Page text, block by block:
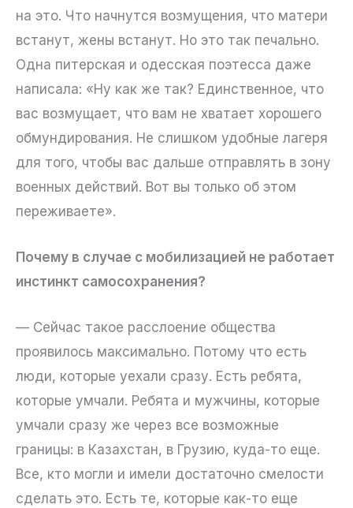
на это. Что начнутся возмущения, что матери
встанут, жены встанут. Но это так печально.
Одна питерская и одесская поэтесса даже
написала: «Ну как же так? Единственное, что
вас возмущает, что вам не хватает хорошего
обмундирования. Не слишком удобные лагеря
для того, чтобы вас дальше отправлять в зону
военных действий. Вот вы только об этом
переживаете».
Почему в случае с мобилизацией не работает
инстинкт самосохранения?
— Сейчас такое расслоение общества
проявилось максимально. Потому что есть
люди, которые уехали сразу. Есть ребята,
которые умчали. Ребята и мужчины, которые
умчали сразу же через все возможные
границы: в Казахстан, в Грузию, куда-то еще.
Все, кто могли и имели достаточно смелости
сделать это. Есть те, которые как-то еще